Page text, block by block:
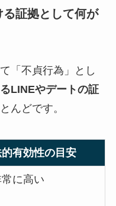
証拠として何が
「不貞行為」とし
LINEやデートの証
んどです。
有効性の目安
に高い